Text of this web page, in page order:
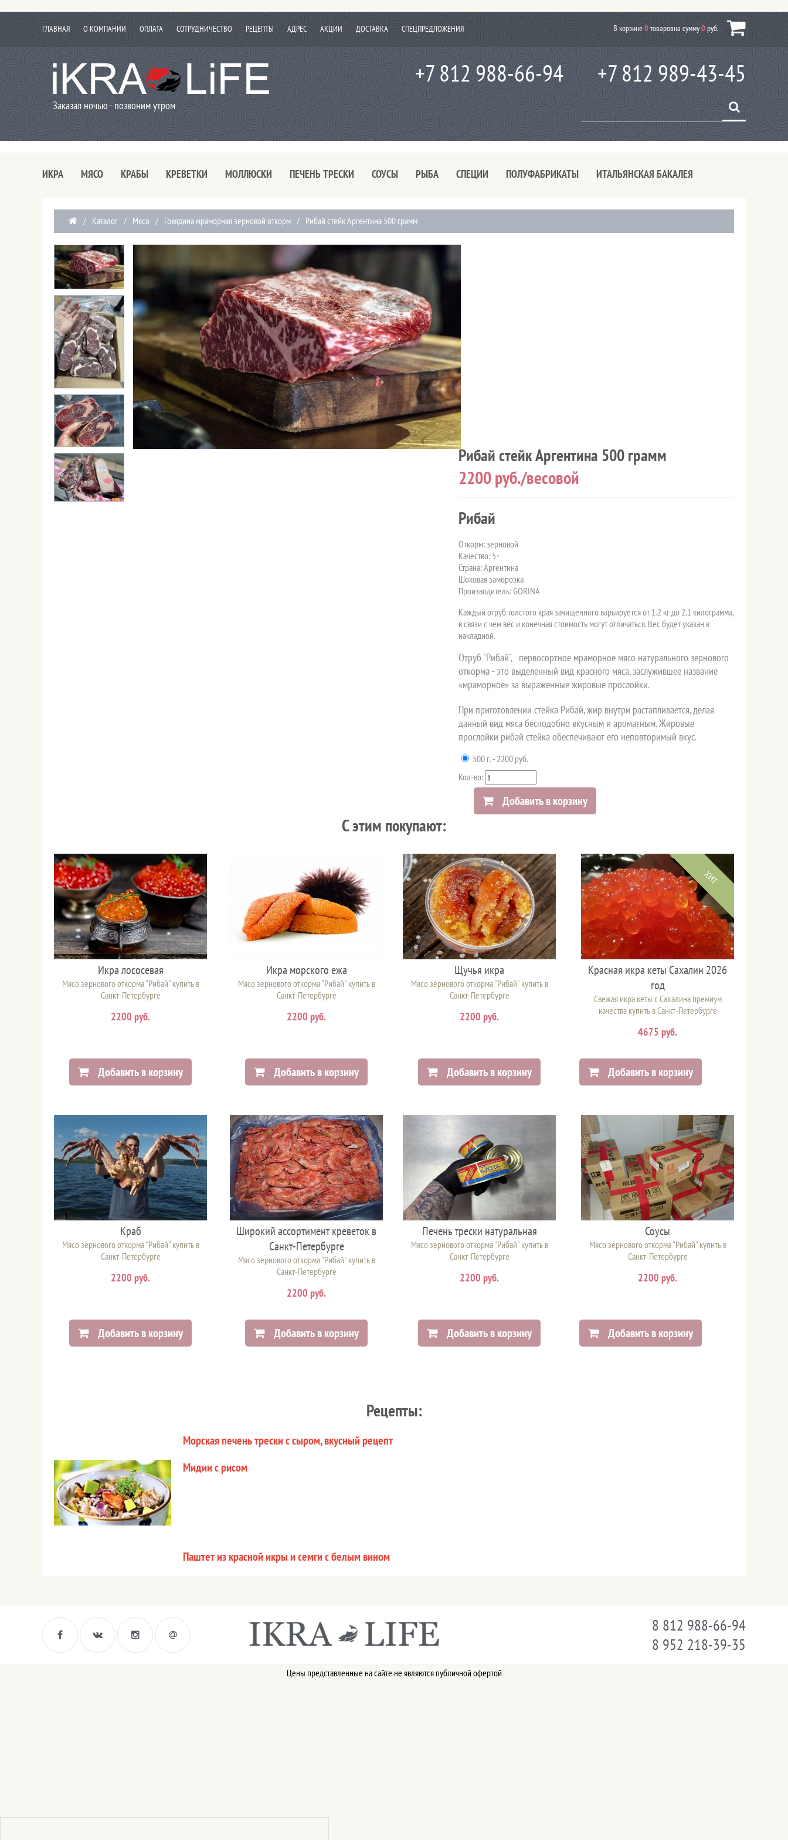
ГЛАВНАЯ О КОМПАНИИ ОПЛАТА СОТРУДНИЧЕСТВО РЕЦЕПТЫ АДРЕС АКЦИИ ДОСТАВКА СПЕЦПРЕДЛОЖЕНИЯ В корзине0товаровна сумму0руб.
Заказал ночью - позвоним утром
+7 812 988-66-94 +7 812 989-43-45
ИКРА МЯСО КРАБЫ КРЕВЕТКИ МОЛЛЮСКИ ПЕЧЕНЬ ТРЕСКИ СОУСЫ РЫБА СПЕЦИИ ПОЛУФАБРИКАТЫ ИТАЛЬЯНСКАЯ БАКАЛЕЯ
/ Каталог / Мясо / Говядина мраморная зерновой откорм / Рибай стейк Аргентина 500 грамм
Рибай стейк Аргентина 500 грамм
2200руб./весовой
Рибай
Откорм: зерновой
Качество: 5+
Страна: Аргентина
Шоковая заморозка
Производитель: GORINA
Каждый отруб толстого края зачищенного варьируется от 1.2 кг до 2.1 килограмма,
в связи с чем вес и конечная стоимость могут отличаться. Вес будет указан в
накладной.
Отруб "Рибай", - первосортное мраморное мясо натурального зернового
откорма - это выделенный вид красного мяса, заслужившее название
«мраморное» за выраженные жировые прослойки.
При приготовлении стейка Рибай, жир внутри растапливается, делая
данный вид мяса бесподобно вкусным и ароматным. Жировые
прослойки рибай стейка обеспечивают его неповторимый вкус.
500 г. - 2200 руб.
Кол-во:
Добавить в корзину
C этим покупают:
Икра лососевая
Мясо зернового откорма "Рибай" купить в
Санкт-Петербурге
2200 руб.
Добавить в корзину
Икра морского ежа
Мясо зернового откорма "Рибай" купить в
Санкт-Петербурге
2200 руб.
Добавить в корзину
Щучья икра
Мясо зернового откорма "Рибай" купить в
Санкт-Петербурге
2200 руб.
Добавить в корзину
ХИТ
Красная икра кеты Сахалин 2026
год
Свежая икра кеты с Сахалина премиум
качества купить в Санкт-Петербурге
4675 руб.
Добавить в корзину
Краб
Мясо зернового откорма "Рибай" купить в
Санкт-Петербурге
2200 руб.
Добавить в корзину
Широкий ассортимент креветок в
Санкт-Петербурге
Мясо зернового откорма "Рибай" купить в
Санкт-Петербурге
2200 руб.
Добавить в корзину
Печень трески натуральная
Мясо зернового откорма "Рибай" купить в
Санкт-Петербурге
2200 руб.
Добавить в корзину
Соусы
Мясо зернового откорма "Рибай" купить в
Санкт-Петербурге
2200 руб.
Добавить в корзину
Рецепты:
Морская печень трески с сыром, вкусный рецепт
Мидии с рисом
Паштет из красной икры и семги с белым вином
8 812 988-66-94
8 952 218-39-35
Цены представленные на сайте не являются публичной офертой